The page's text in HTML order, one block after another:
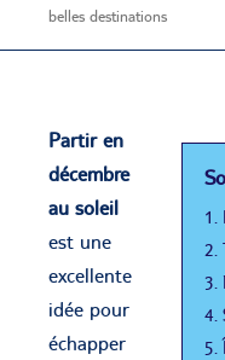
belles destinations
1.
2.
3.
4.
5.
Partir en
décembre
au soleil
est une
excellente
idée pour
échapper